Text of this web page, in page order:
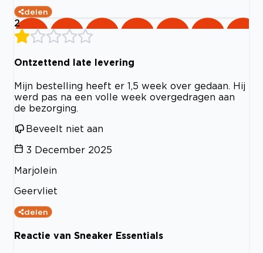
delen
2
Ontzettend late levering
Mijn bestelling heeft er 1,5 week over gedaan. Hij
werd pas na een volle week overgedragen aan
de bezorging.
Beveelt niet aan
3 December 2025
Marjolein
Geervliet
delen
Reactie van Sneaker Essentials